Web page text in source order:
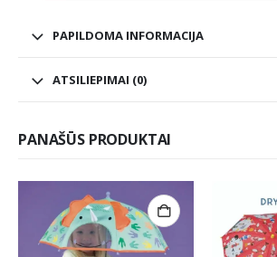
PAPILDOMA INFORMACIJA
ATSILIEPIMAI (0)
PANAŠŪS PRODUKTAI